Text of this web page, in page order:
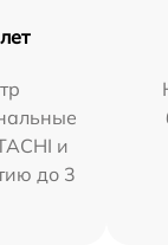
и
до 3